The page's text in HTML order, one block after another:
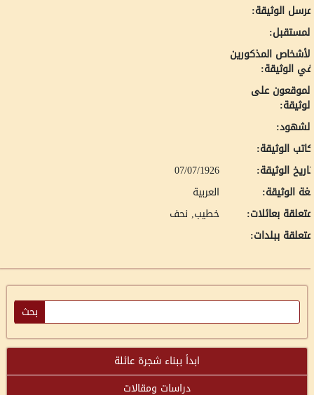
الوثيقة:
المذكورين
الوثيقة:
على
الوثيقة:
الوثيقة:
07/07/1926
الوثيقة:
العربية
بعائلات:
خطيب, نحف
ببلدات:
ابدأ ببناء شجرة عائلة
دراسات ومقالات